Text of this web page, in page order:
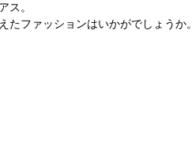
ス。
たファッションはいかがでしょうか。